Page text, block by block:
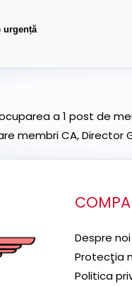
a 1 post de
membri CA, Director
Despre noi
Protecţia
Politica